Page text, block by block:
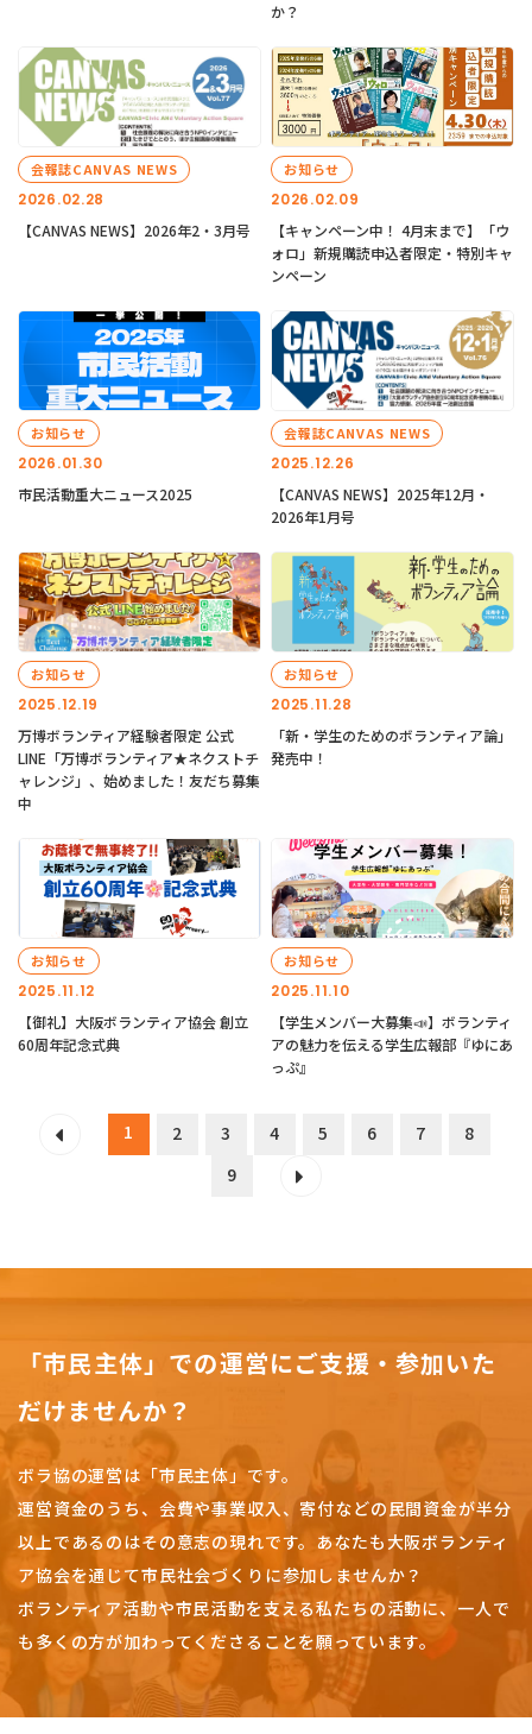
か？
2026.02.28
会報誌CANVAS NEWS
【CANVAS NEWS】2026年2・3月号
2026.02.09
お知らせ
【キャンペーン中！ 4月末まで】「ウ
ォロ」新規購読申込者限定・特別キャ
ンペーン
2026.01.30
お知らせ
市民活動重大ニュース2025
2025.12.26
会報誌CANVAS NEWS
【CANVAS NEWS】2025年12月・
2026年1月号
2025.12.19
お知らせ
万博ボランティア経験者限定 公式
LINE「万博ボランティア★ネクストチ
ャレンジ」、始めました！友だち募集
中
2025.11.28
お知らせ
「新・学生のためのボランティア論」
発売中！
2025.11.12
お知らせ
【御礼】大阪ボランティア協会 創立
60周年記念式典
2025.11.10
お知らせ
【学生メンバー大募集📣】ボランティ
アの魅力を伝える学生広報部『ゆにあ
っぷ』
1 2 3 4 5 6 7
8
9
「市民主体」での運営にご支援・参加いた
だけませんか？
ボラ協の運営は「市民主体」です。
運営資金のうち、会費や事業収入、寄付などの民間資金が半分
以上であるのはその意志の現れです。 あなたも大阪ボランティ
ア協会を通じて市民社会づくりに参加しませんか？
ボランティア活動や市民活動を支える私たちの活動に、一人で
も多くの方が加わってくださることを願っています。